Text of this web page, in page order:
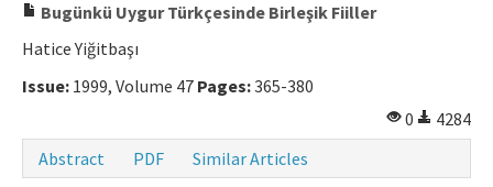
Bugünkü Uygur Türkçesinde Birleşik Fiiller
Hatice Yiğitbaşı
Issue: 1999, Volume 47 Pages:365-380
0
4284
Abstract
PDF Similar Articles